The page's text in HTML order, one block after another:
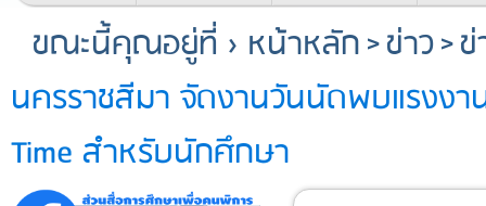
ขณะนี้คุณอยู่ที่ › หน้าหลัก>ข่าว>
นครราชสีมา จัดงานวันนัดพบแรงง
Time สำหรับนักศึกษา